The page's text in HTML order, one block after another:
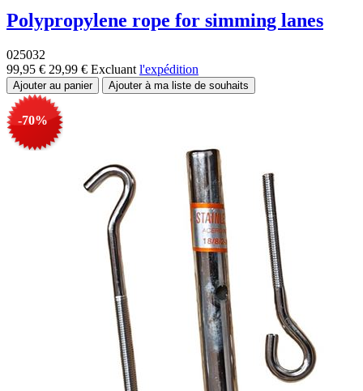
Polypropylene rope for simming lanes
025032
99,95 € 29,99 € Excluant l'expédition
-70%